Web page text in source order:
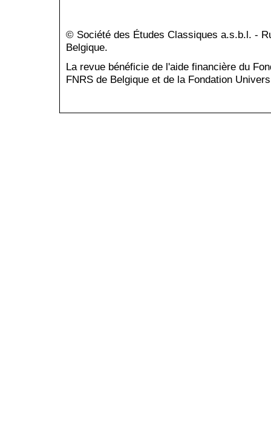
© Société des Études Classiques a.s.b.l. -
Belgique.
La revue bénéficie de l'aide financière du
FNRS de Belgique et de la Fondation